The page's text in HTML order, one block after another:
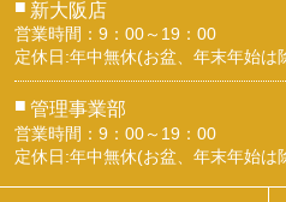
■ 新大阪店
営業時間：9：00～19：00
定休日:年中無休(お盆、年末年始は
■ 管理事業部
営業時間：9：00～19：00
定休日:年中無休(お盆、年末年始は